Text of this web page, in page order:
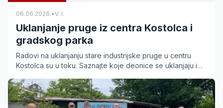
06.06.2026.•V. I.
Uklanjanje pruge iz centra Kostolca i
gradskog parka
Radovi na uklanjanju stare industrijske pruge u centru
Kostolca su u toku. Saznajte koje deonice se uklanjaju i